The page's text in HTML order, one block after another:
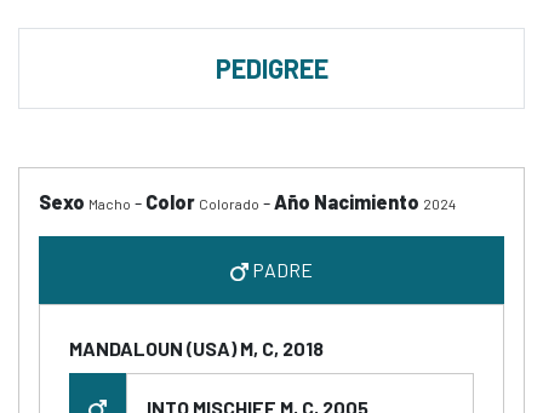
PEDIGREE
Sexo Macho - Color Colorado -Año Nacimiento 2024
PADRE
MANDALOUN (USA) M, C, 2018
INTO MISCHIEF M, C, 2005